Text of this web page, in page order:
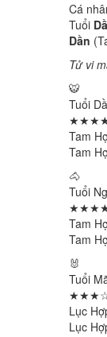
Cá
Tuổi
Dần
Tử vi
🐯
Tuổi
Tam
Tam
🐴
Tuổi
Tam
Tam
🐰
Tuổi
Lục
Lục